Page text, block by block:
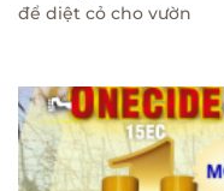
để diệt cỏ cho vườn